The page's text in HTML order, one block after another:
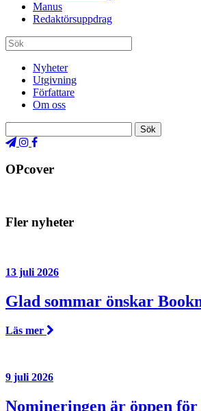
Manus
Redaktörsuppdrag
Nyheter
Utgivning
Författare
Om oss
OPcover
Fler nyheter
13 juli 2026
Glad sommar önskar
Läs mer
9 juli 2026
Nomineringen är öppen